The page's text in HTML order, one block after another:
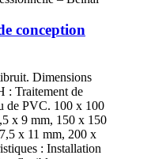
conception
Dimensions
: Traitement de
de PVC. 100 x 100
x 9 mm, 150 x 150
x 11 mm, 200 x
: Installation